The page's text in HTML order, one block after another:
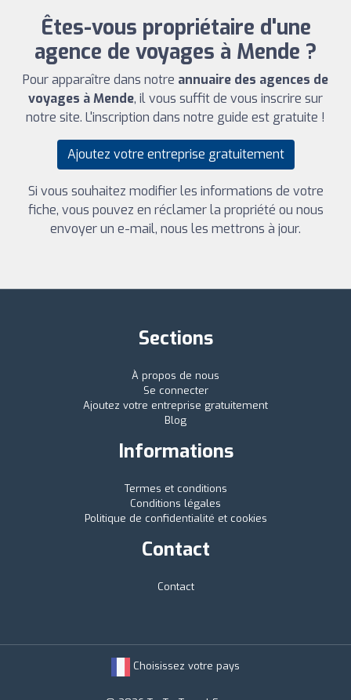
Êtes-vous propriétaire d'une
agence de voyages à Mende ?
Pour apparaître dans notre annuaire des agences de
voyages à Mende, il vous suffit de vous inscrire sur
notre site. L'inscription dans notre guide est gratuite !
Ajoutez votre entreprise gratuitement
Si vous souhaitez modifier les informations de votre
fiche, vous pouvez en réclamer la propriété ou nous
envoyer un e-mail, nous les mettrons à jour.
Sections
À propos de nous
Se connecter
Ajoutez votre entreprise gratuitement
Blog
Informations
Termes et conditions
Conditions légales
Politique de confidentialité et cookies
Contact
Contact
Choisissez votre pays